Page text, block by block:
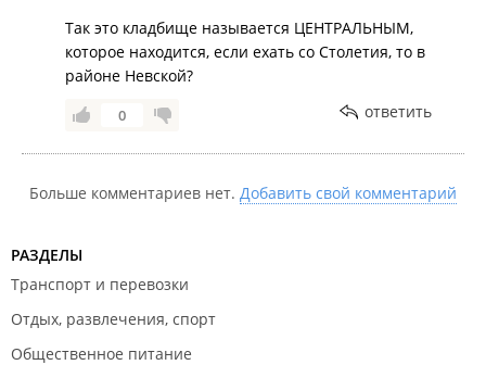
Так это кладбище называется ЦЕНТРАЛЬНЫМ,
которое находится, если ехать со Столетия, то в
районе Невской?
0 ответить
Больше комментариев нет. Добавить свой комментарий
РАЗДЕЛЫ
Транспорт и перевозки
Отдых, развлечения, спорт
Общественное питание